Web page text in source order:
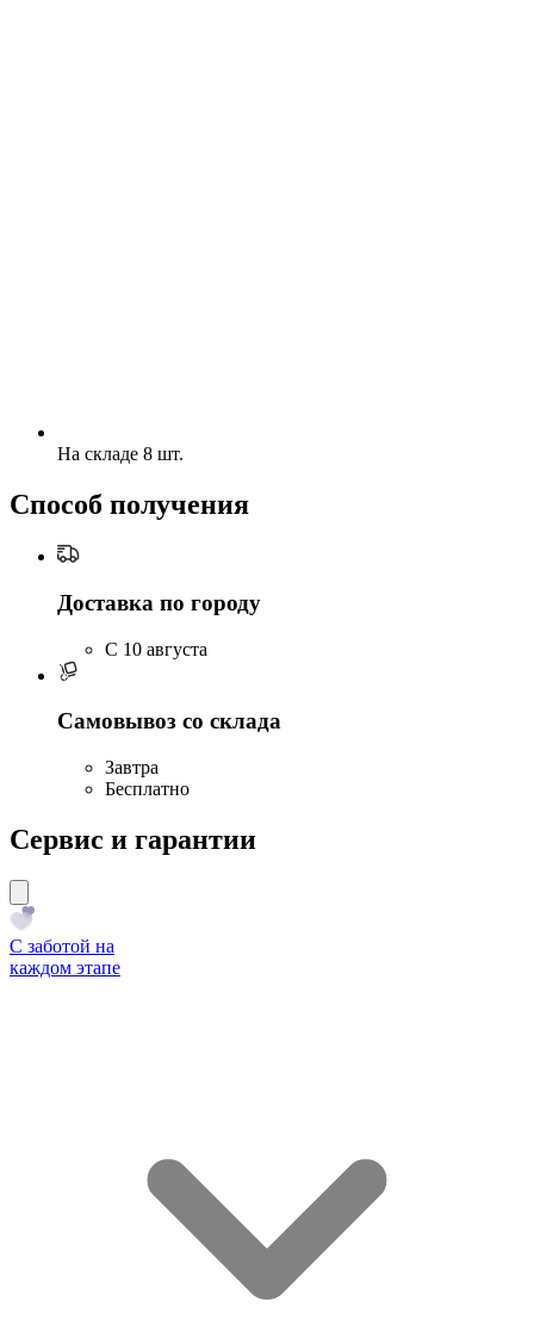
На складе 8 шт.
Способ получения
Доставка по городу
C 10 августа
Самовывоз со склада
Завтра
Бесплатно
Сервис и гарантии
С заботой на
каждом этапе